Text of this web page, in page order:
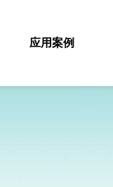
应用案例